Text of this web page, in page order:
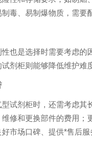
毒、易制爆物质，需要
是选择时需要考虑的
剂柜则能够降低维护难
剂柜时，还需考虑其
修和更换部件的费用
市场口碑、提供*售后